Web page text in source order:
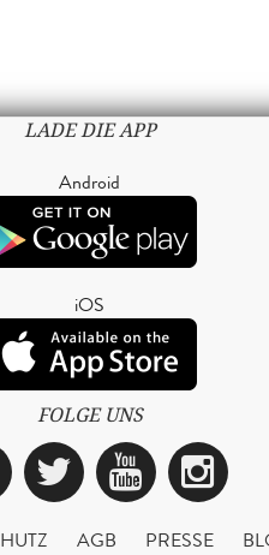
LADE DIE APP
Android
iOS
FOLGE UNS
Twitter
AGB PRESSE